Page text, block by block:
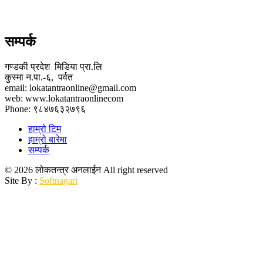
सम्पर्क
गण्डकी प्रदेश मिडिया प्रा.लि
कुस्मा न.पा.-६, पर्वत
email: lokatantraonline@gmail.com
web: www.lokatantraonlinecom
Phone: ९८४७६३२७९६
हाम्रो टिम
हाम्रो बारेमा
सम्पर्क
© 2026 लोकतन्त्र अनलाईन All right reserved
Site By : Softnagari